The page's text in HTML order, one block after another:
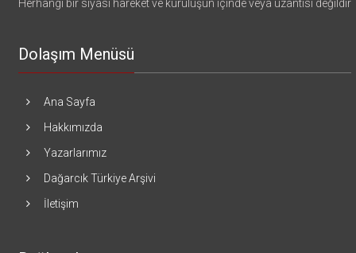
Herhangi bir siyasi hareket ve kuruluşun içinde veya uzantısı değildir
Dolaşım Menüsü
Ana Sayfa
Hakkımızda
Yazarlarımız
Dağarcık Türkiye Arşivi
İletişim